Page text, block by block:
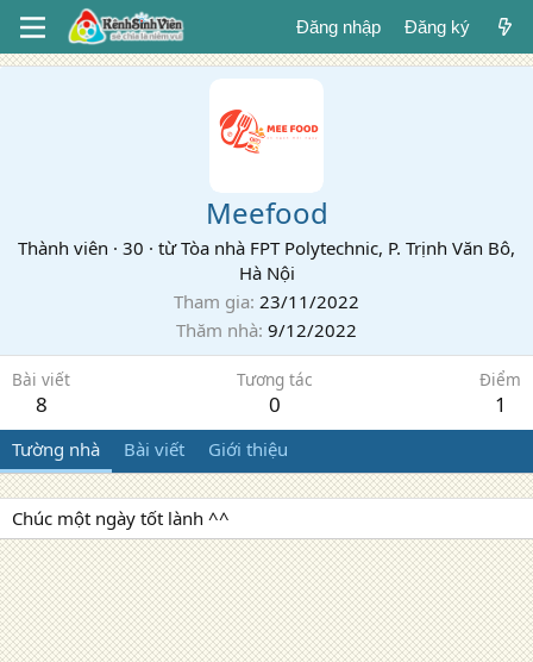
Đăng nhập Đăng ký
Meefood
Thành viên · 30 · từTòa nhà FPT Polytechnic, P. Trịnh Văn Bô,
Hà Nội
Tham gia 23/11/2022
Thăm nhà 9/12/2022
Bài viết
8
Tương tác
0
Điểm
1
Tường nhà Bài viết Giới thiệu
Chúc một ngày tốt lành ^^